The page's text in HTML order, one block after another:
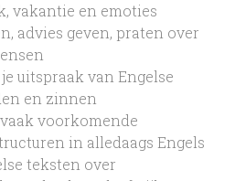
vakantie en emoties
advies geven, praten over
uitspraak van Engelse
en zinnen
voorkomende
in alledaags Engels
teksten over